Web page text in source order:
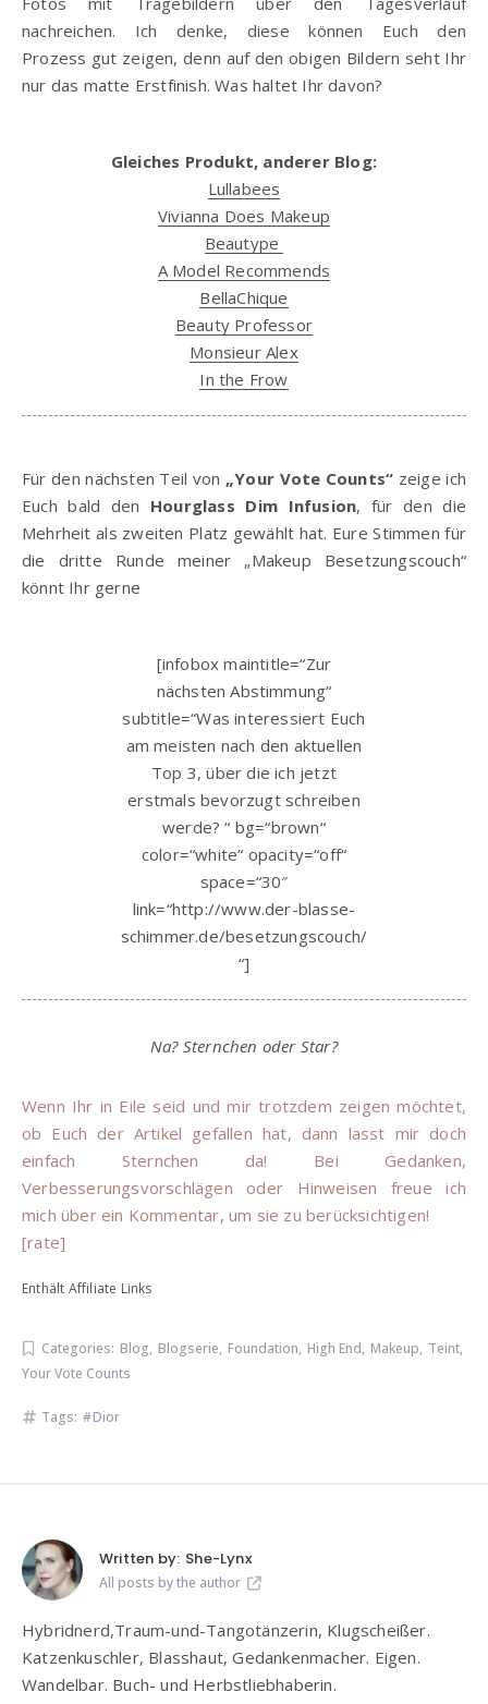
nachreichen. Ich denke, diese können Euch den
Prozess gut zeigen, denn auf den obigen Bildern seht Ihr
nur das matte Erstfinish. Was haltet Ihr davon?
Gleiches Produkt, anderer Blog:
Lullabees
Vivianna Does Makeup
Beautype
A Model Recommends
BellaChique
Beauty Professor
Monsieur Alex
In the Frow
Für den nächsten Teil von „Your Vote Counts“ zeige ich
Euch bald den Hourglass Dim Infusion, für den die
Mehrheit als zweiten Platz gewählt hat. Eure Stimmen für
die dritte Runde meiner „Makeup Besetzungscouch“
könnt Ihr gerne
[infobox maintitle=“Zur
nächsten Abstimmung“
subtitle=“Was interessiert Euch
am meisten nach den aktuellen
Top 3, über die ich jetzt
erstmals bevorzugt schreiben
werde? “ bg=“brown“
color=“white“ opacity=“off“
space=“30″
link=“http://www.der-blasse-
schimmer.de/besetzungscouch/
“]
Na? Sternchen oder Star?
Wenn Ihr in Eile seid und mir trotzdem zeigen möchtet,
ob Euch der Artikel gefallen hat, dann lasst mir doch
einfach Sternchen da! Bei Gedanken,
Verbesserungsvorschlägen oder Hinweisen freue ich
mich über ein Kommentar, um sie zu berücksichtigen!
[rate]
Enthält Affiliate Links
Categories: Blog, Blogserie, Foundation, High End, Makeup, Teint,
Your Vote Counts
Tags: Dior
Written by: She-Lynx
All posts by the author
Hybridnerd,Traum-und-Tangotänzerin, Klugscheißer.
Katzenkuschler, Blasshaut, Gedankenmacher. Eigen.
Wandelbar. Buch- und Herbstliebhaberin.